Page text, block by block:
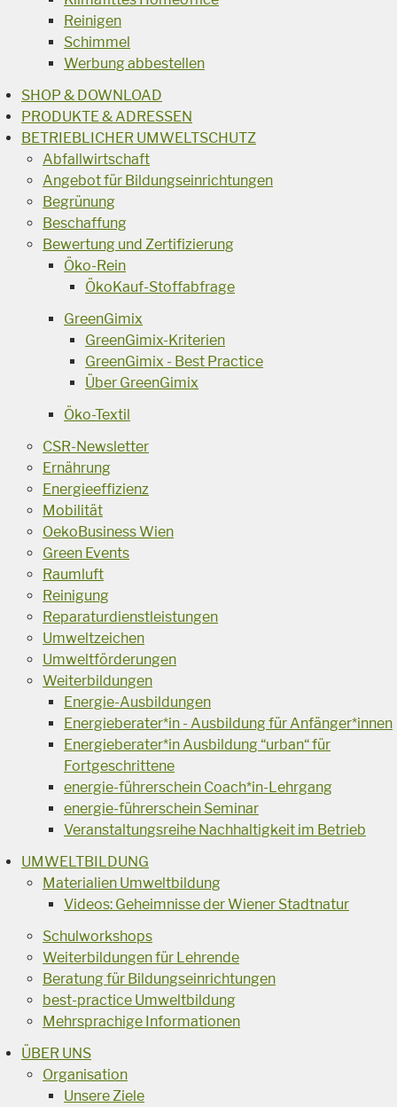
Reinigen
Schimmel
Werbung abbestellen
SHOP & DOWNLOAD
PRODUKTE & ADRESSEN
BETRIEBLICHER UMWELTSCHUTZ
Abfallwirtschaft
Angebot für Bildungseinrichtungen
Begrünung
Beschaffung
Bewertung und Zertifizierung
Öko-Rein
ÖkoKauf-Stoffabfrage
GreenGimix
GreenGimix-Kriterien
GreenGimix - Best Practice
Über GreenGimix
Öko-Textil
CSR-Newsletter
Ernährung
Energieeffizienz
Mobilität
OekoBusiness Wien
Green Events
Raumluft
Reinigung
Reparaturdienstleistungen
Umweltzeichen
Umweltförderungen
Weiterbildungen
Energie-Ausbildungen
Energieberater*in - Ausbildung für Anfänger*innen
Energieberater*in Ausbildung “urban“ für
Fortgeschrittene
energie-führerschein Coach*in-Lehrgang
energie-führerschein Seminar
Veranstaltungsreihe Nachhaltigkeit im Betrieb
UMWELTBILDUNG
Materialien Umweltbildung
Videos: Geheimnisse der Wiener Stadtnatur
Schulworkshops
Weiterbildungen für Lehrende
Beratung für Bildungseinrichtungen
best-practice Umweltbildung
Mehrsprachige Informationen
ÜBER UNS
Organisation
Unsere Ziele